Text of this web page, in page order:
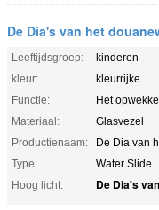
De Dia's van het
Leeftijdsgroep:
kinderen
kleur:
kleurrijke
Functie:
Het
Materiaal:
Glasvezel
Productienaam:
De Dia van
Type:
Water Slide
Hoog licht:
De Dia's